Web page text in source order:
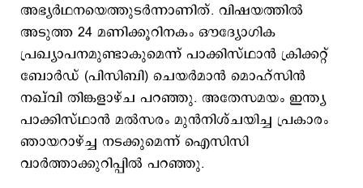
അഭ്യർഥനയെത്തുടർന്നാണിത്. വിഷയത്തിൽ
അടുത്ത 24 മണിക്കൂറിനകം ഔദ്യോഗിക
പ്രഖ്യാപനമുണ്ടാകുമെന്ന് പാക്കിസ്ഥാൻ ക്രിക്കറ്റ്
ബോർഡ് (പിസിബി) ചെയർമാൻ മൊഹ്സിൻ
നഖ്‌വി തിങ്കളാഴ്ച പറഞ്ഞു. അതേസമയം ഇന്ത്യ
പാക്കിസ്ഥാന്‍ മല്‍സരം മുന്‍നിശ്ചയിച്ച പ്രകാരം
ഞായറാഴ്ച്ച നടക്കുമെന്ന് ഐസിസി
വാര്‍ത്താക്കുറിപ്പില്‍ പറഞ്ഞു.